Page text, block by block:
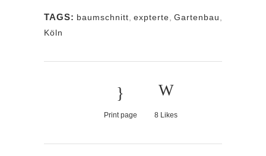
die richtige Zeit.
Kundenzufriedenheit
TAGS: baumschnitt expterte Gartenbau
Köln
Print page 8Likes